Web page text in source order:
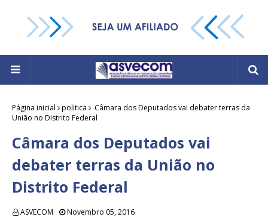
Página inicial politica
Câmara dos Deputados vai debater terras da
União no Distrito Federal
Câmara dos Deputados vai
debater terras da União no
Distrito Federal
ASVECOM Novembro 05, 2016